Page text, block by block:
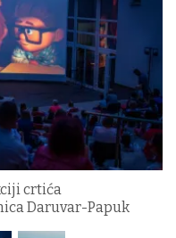
crtića
Daruvar-Papuk